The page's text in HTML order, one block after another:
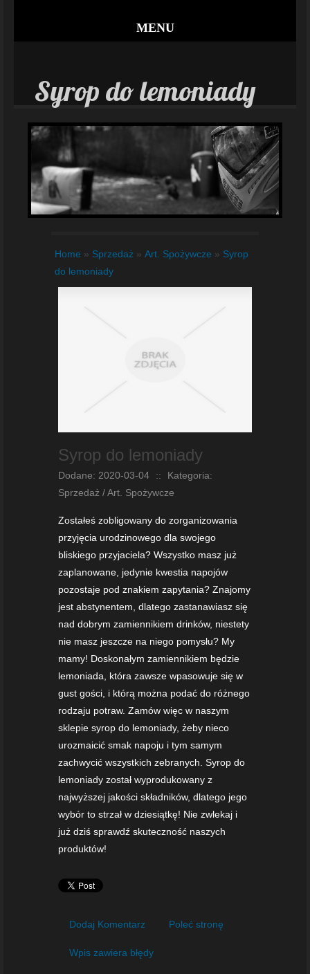
MENU
Syrop do lemoniady
Home » Sprzedaż » Art. Spożywcze » Syrop
do lemoniady
Syrop do lemoniady
Dodane: 2020-03-04 ::
Kategoria:
Sprzedaż / Art. Spożywcze
Zostałeś zobligowany do zorganizowania
przyjęcia urodzinowego dla swojego
bliskiego przyjaciela? Wszystko masz już
zaplanowane, jedynie kwestia napojów
pozostaje pod znakiem zapytania? Znajomy
jest abstynentem, dlatego zastanawiasz się
nad dobrym zamiennikiem drinków, niestety
nie masz jeszcze na niego pomysłu? My
mamy! Doskonałym zamiennikiem będzie
lemoniada, która zawsze wpasowuje się w
gust gości, i którą można podać do różnego
rodzaju potraw. Zamów więc w naszym
sklepie syrop do lemoniady, żeby nieco
urozmaicić smak napoju i tym samym
zachwycić wszystkich zebranych. Syrop do
lemoniady został wyprodukowany z
najwyższej jakości składników, dlatego jego
wybór to strzał w dziesiątkę! Nie zwlekaj i
już dziś sprawdź skuteczność naszych
produktów!
Dodaj Komentarz Poleć stronę
Wpis zawiera błędy